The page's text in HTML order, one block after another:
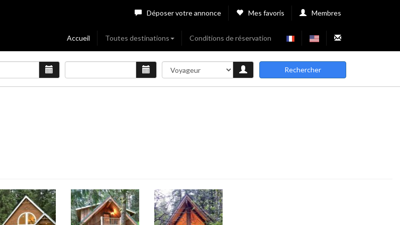
Déposer votre annonce Mes favoris Membres
Accueil Toutes destinations Conditions de réservation
Rechercher